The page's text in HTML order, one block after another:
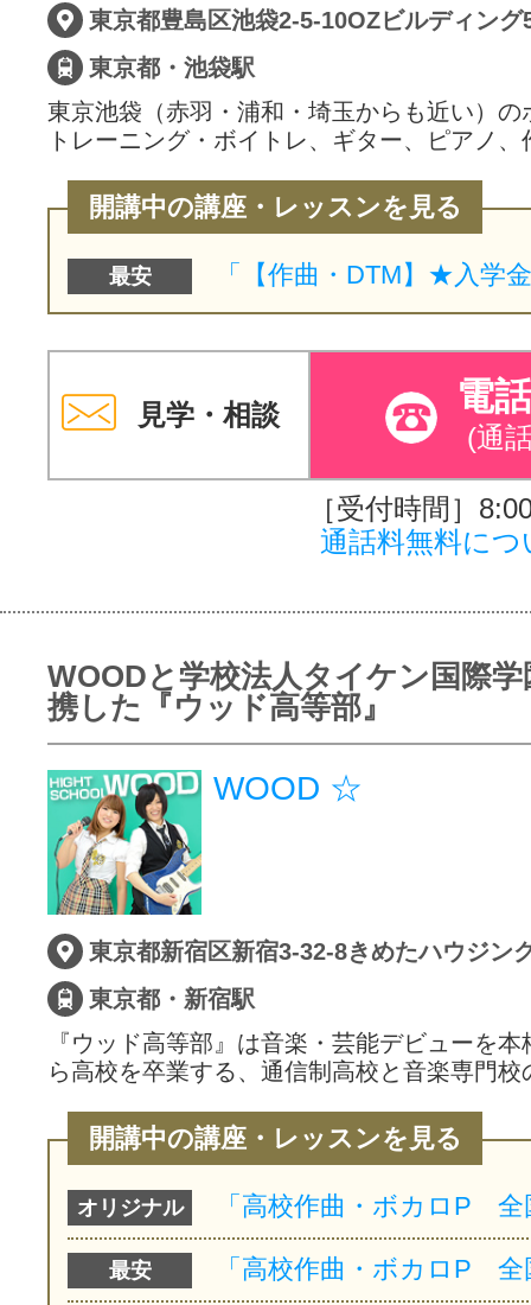
東京都豊島区池袋2-5-10OZビルディング
東京都・池袋駅
東京池袋（赤羽・浦和・埼玉からも近い）の
トレーニング・ボイトレ、ギター、ピアノ
開講中の講座・レッスンを見る
最安
見学・相談 電
(通
［受付時間］
通話料無料につ
WOODと学校法人タイケン国際学
携した『ウッド高等部』
WOOD ☆
東京都新宿区新宿3-32-8きめたハウジン
東京都・新宿駅
『ウッド高等部』は音楽・芸能デビューを
ら高校を卒業する、通信制高校と音楽専門
開講中の講座・レッスンを見る
オリジナル
最安